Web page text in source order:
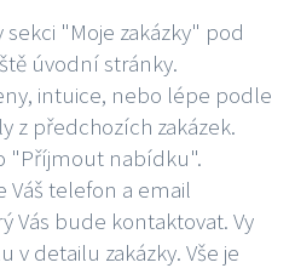
"Moje zakázky" pod
úvodní stránky.
intuice, nebo lépe podle
z předchozích zakázek.
"Příjmout nabídku".
Váš telefon a email
Vás bude kontaktovat. Vy
v detailu zakázky. Vše je